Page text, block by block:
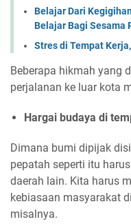
Belajar Dari
Belajar Bagi Sesama
Stres di Tempat
Beberapa hikmah yang
perjalanan ke luar kota
Hargai budaya di
Dimana bumi dipijak
pepatah seperti itu
daerah lain. Kita harus
kebiasaan masyarakat
misalnya.